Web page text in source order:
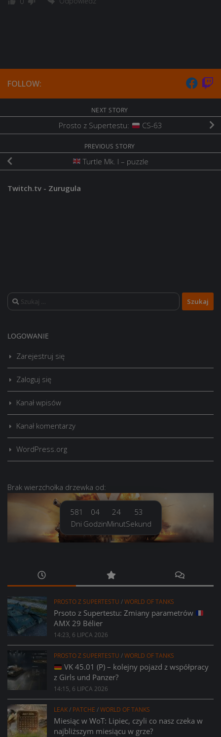
FOLLOW:
NEXT STORY
Prosto z Supertestu: CS-63
PREVIOUS STORY
Turtle Mk. I – puzzle
Twitch.tv - Zurugula
Szukaj:
LOGOWANIE
Zarejestruj się
Zaloguj się
Kanał wpisów
Kanał komentarzy
WordPress.org
Brak wierzchołka drzewka od:
581
Dni
04
Godzin
24
Minut
55
Sekund
PROSTO Z SUPERTESTU /WORLD OF TANKS
Prsoto z Supertestu: Zmiany parametrów
AMX 29 Bélier
14:23, 6 LIPCA 2026
PROSTO Z SUPERTESTU /WORLD OF TANKS
VK 45.01 (P) – kolejny pojazd z współpracy
z Girls und Panzer?
14:15, 6 LIPCA 2026
LEAK/ PATCHE /WORLD OF TANKS
Miesiąc w WoT: Lipiec, czyli co nasz czeka w
najbliższym miesiącu w grze?